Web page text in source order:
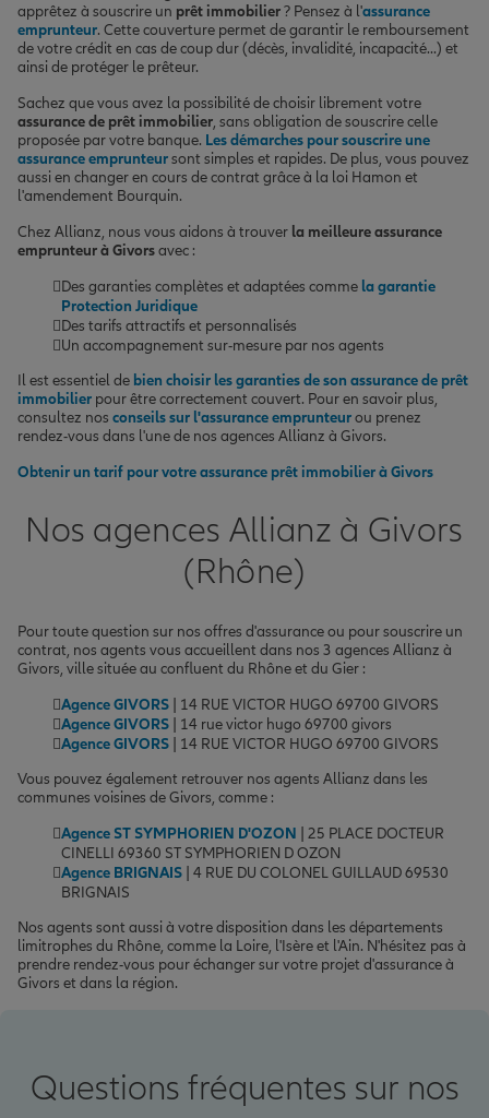
apprêtez à souscrire un prêt immobilier? Pensez à l'assurance
emprunteur. Cette couverture permet de garantir le remboursement
de votre crédit en cas de coup dur (décès, invalidité, incapacité...) et
ainsi de protéger le prêteur.
Sachez que vous avez la possibilité de choisir librement votre
assurance de prêt immobilier, sans obligation de souscrire celle
proposée par votre banque. Les démarches pour souscrire une
assurance emprunteursont simples et rapides. De plus, vous pouvez
aussi en changer en cours de contrat grâce à la loi Hamon et
l'amendement Bourquin.
Chez Allianz, nous vous aidons à trouver la meilleure assurance
emprunteur à Givorsavec :
Des garanties complètes et adaptées comme la garantie
Protection Juridique
Des tarifs attractifs et personnalisés
Un accompagnement sur-mesure par nos agents
Il est essentiel de bien choisir les garanties de son assurance de prêt
immobilier pour être correctement couvert. Pour en savoir plus,
consultez nos conseils sur l'assurance emprunteurou prenez
rendez-vous dans l'une de nos agences Allianz à Givors.
Obtenir un tarif pour votre assurance prêt immobilier à Givors
Nos agences Allianz à Givors
(Rhône)
Pour toute question sur nos offres d'assurance ou pour souscrire un
contrat, nos agents vous accueillent dans nos 3 agences Allianz à
Givors, ville située au confluent du Rhône et du Gier :
Agence GIVORS | 14 RUE VICTOR HUGO 69700 GIVORS
Agence GIVORS | 14 rue victor hugo 69700 givors
Agence GIVORS | 14 RUE VICTOR HUGO 69700 GIVORS
Vous pouvez également retrouver nos agents Allianz dans les
communes voisines de Givors, comme :
Agence ST SYMPHORIEN D'OZON | 25 PLACE DOCTEUR
CINELLI 69360 ST SYMPHORIEN D OZON
Agence BRIGNAIS | 4 RUE DU COLONEL GUILLAUD 69530
BRIGNAIS
Nos agents sont aussi à votre disposition dans les départements
limitrophes du Rhône, comme la Loire, l'Isère et l'Ain. N'hésitez pas à
prendre rendez-vous pour échanger sur votre projet d'assurance à
Givors et dans la région.
Questions fréquentes sur nos